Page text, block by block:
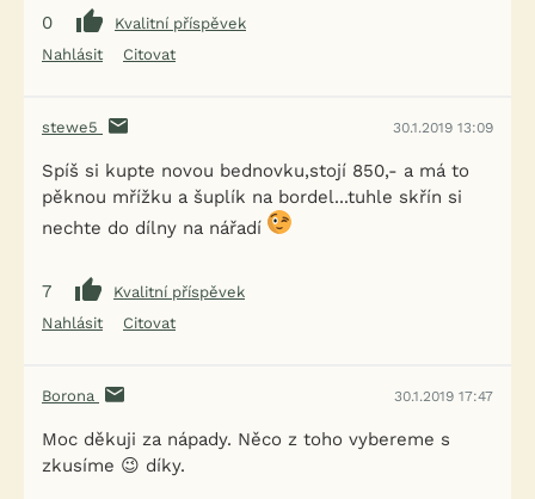
0
Kvalitní příspěvek
Nahlásit
Citovat
stewe5 30.1.2019 13:09
Spíš si kupte novou bednovku,stojí 850,- a má to
pěknou mřížku a šuplík na bordel...tuhle skřín si
nechte do dílny na nářadí
7
Kvalitní příspěvek
Nahlásit
Citovat
Borona 30.1.2019 17:47
Moc děkuji za nápady. Něco z toho vybereme s
zkusíme 😉 díky.